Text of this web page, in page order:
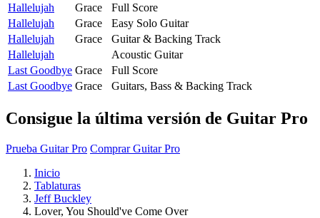
Hallelujah
Grace
Full Score
Hallelujah
Grace
Easy Solo Guitar
Hallelujah
Grace
Guitar & Backing Track
Hallelujah
Acoustic Guitar
Last Goodbye Grace
Full Score
Last Goodbye Grace Guitars, Bass & Backing Track
Consigue la última versión de Guitar Pro
Prueba Guitar Pro Comprar Guitar Pro
Inicio
Tablaturas
Jeff Buckley
Lover, You Should've Come Over